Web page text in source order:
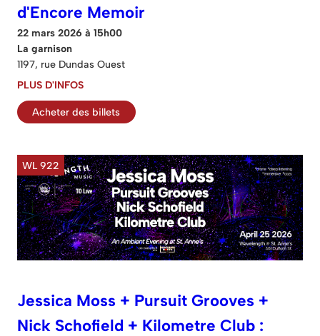
d'Encore Memoir
22 mars 2026 à 15h00
La garnison
1197, rue Dundas Ouest
PLUS D'INFOS
Acheter des billets
WL 922
Jessica Moss + Pursuit Grooves +
Nick Schofield + Kilometre Club :